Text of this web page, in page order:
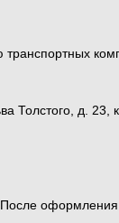
Толстого, д. 23,